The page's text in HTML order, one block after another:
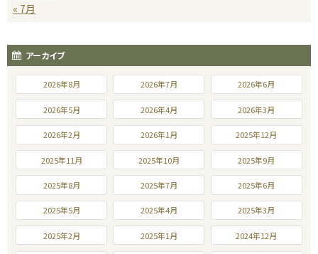
« 7月
アーカイブ
2026年8月 2026年7月 2026年6月
2026年5月 2026年4月 2026年3月
2026年2月 2026年1月 2025年12月
2025年11月 2025年10月 2025年9月
2025年8月 2025年7月 2025年6月
2025年5月 2025年4月 2025年3月
2025年2月 2025年1月 2024年12月